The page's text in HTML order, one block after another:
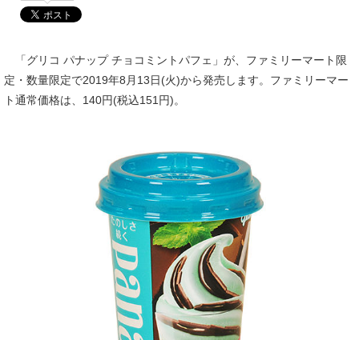
「グリコ パナップ チョコミントパフェ」が、ファミリーマート限
定・数量限定で2019年8月13日(火)から発売します。ファミリーマー
ト通常価格は、140円(税込151円)。